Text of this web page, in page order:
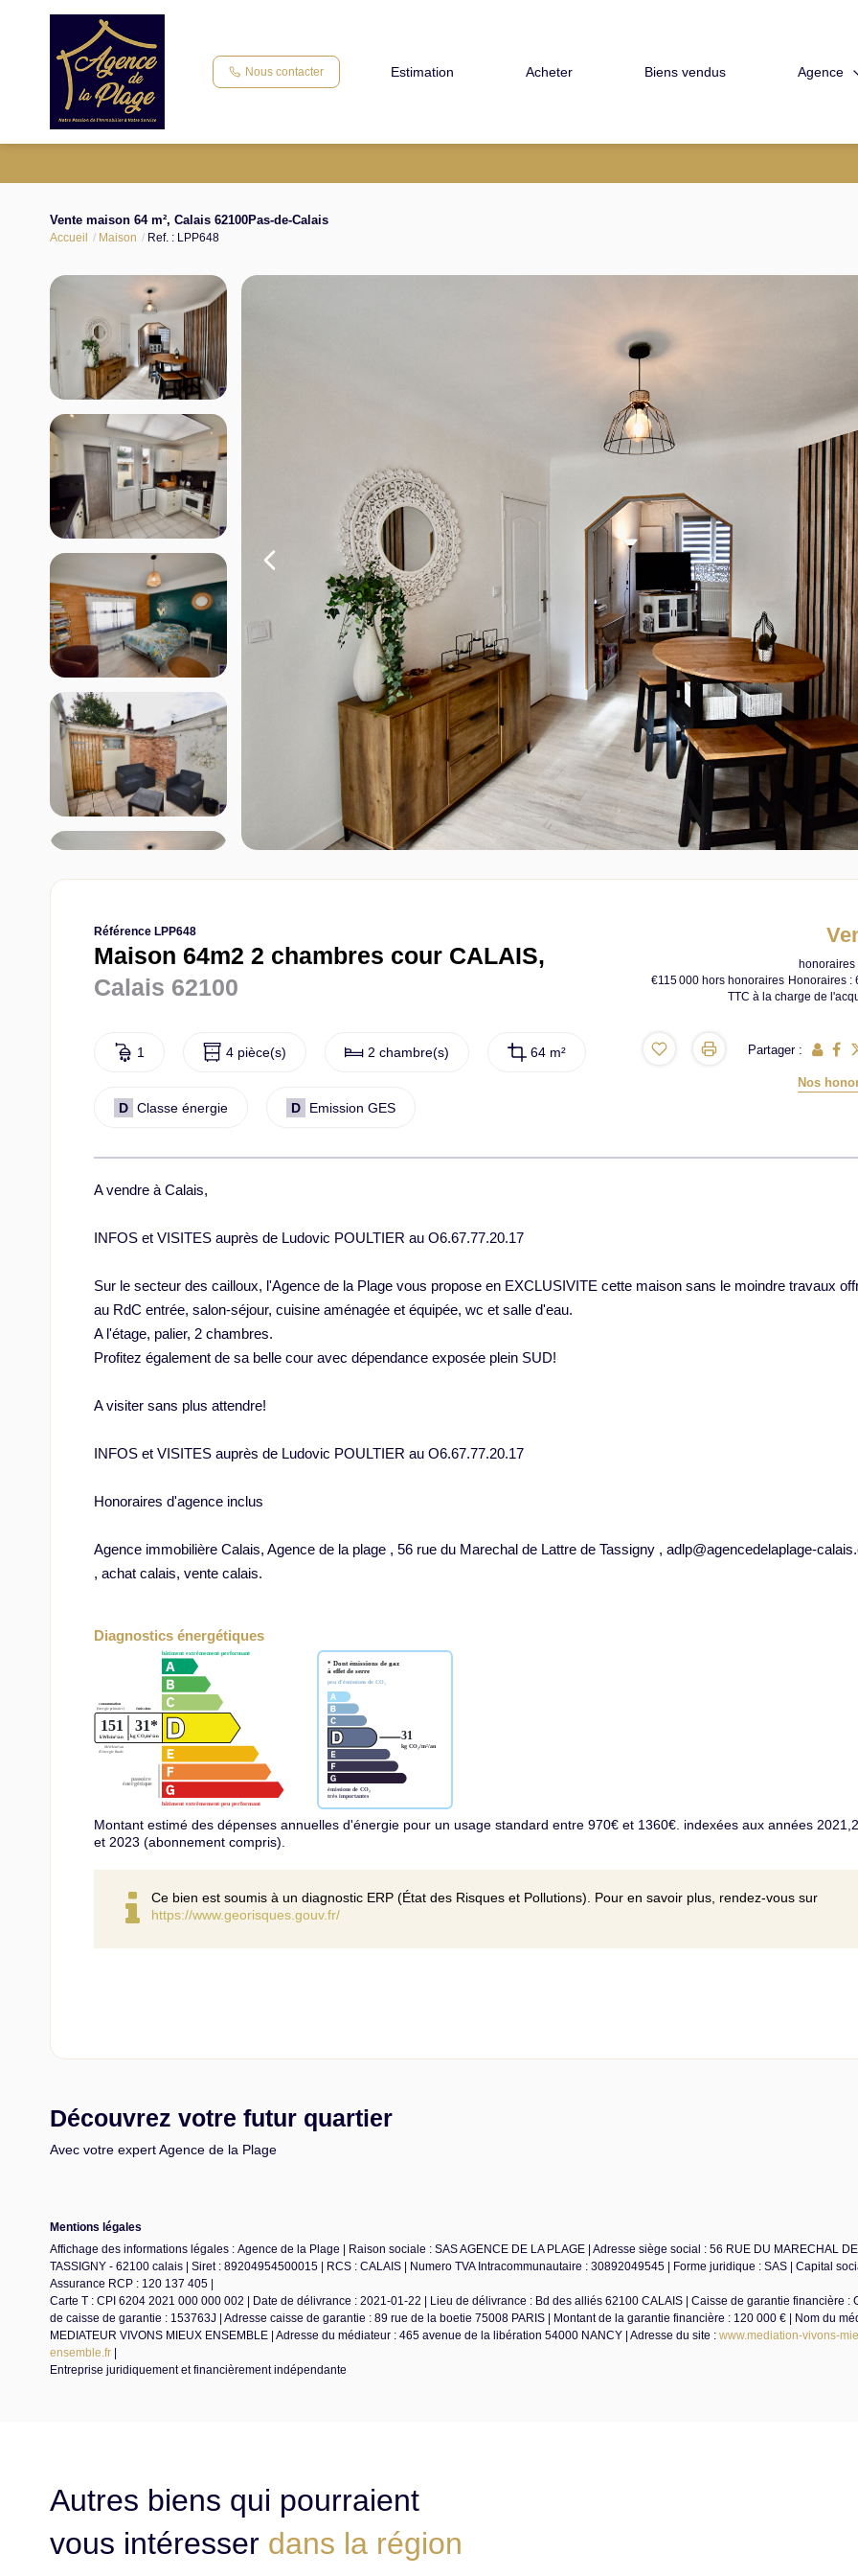
Nous contacter Estimation Acheter Biens vendus Agence
Vente maison 64 m², Calais 62100Pas-de-Calais
Accueil Maison Ref. : LPP648
Référence LPP648
Maison 64m2 2 chambres cour CALAIS,
Calais 62100
1 4 pièce(s) 2 chambre(s) 64 m²
D Classe énergie D Emission GES
€115 000 hors honoraires Honoraires :
TTC à la charge de
Partager :
Nos
A vendre à Calais,
INFOS et VISITES auprès de Ludovic POULTIER au O6.67.77.20.17
Sur le secteur des cailloux, l'Agence de la Plage vous propose en EXCLUSIVITE cette maison sans le moindre travaux
au RdC entrée, salon-séjour, cuisine aménagée et équipée, wc et salle d'eau.
A l'étage, palier, 2 chambres.
Profitez également de sa belle cour avec dépendance exposée plein SUD!
A visiter sans plus attendre!
INFOS et VISITES auprès de Ludovic POULTIER au O6.67.77.20.17
Honoraires d'agence inclus
Agence immobilière Calais, Agence de la plage , 56 rue du Marechal de Lattre de Tassigny , adlp@agencedelaplage-
, achat calais, vente calais.
Diagnostics énergétiques
Montant estimé des dépenses annuelles d'énergie pour un usage standard entre 970€ et 1360€. indexées aux années
et 2023 (abonnement compris).
Ce bien est soumis à un diagnostic ERP (État des Risques et Pollutions). Pour en savoir plus, rendez-vous sur
https://www.georisques.gouv.fr/
Découvrez votre futur quartier
Avec votre expert Agence de la Plage
Mentions légales
Affichage des informations légales : Agence de la Plage | Raison sociale : SAS AGENCE DE LA PLAGE | Adresse siège social : 56 RUE DU MARECHAL
TASSIGNY - 62100 calais | Siret : 89204954500015 | RCS : CALAIS | Numero TVA Intracommunautaire : 30892049545 | Forme juridique : SAS | Capital
Assurance RCP : 120 137 405 |
Carte T : CPI 6204 2021 000 000 002 | Date de délivrance : 2021-01-22 | Lieu de délivrance : Bd des alliés 62100 CALAIS | Caisse de garantie financière :
de caisse de garantie : 153763J | Adresse caisse de garantie : 89 rue de la boetie 75008 PARIS | Montant de la garantie financière : 120 000 € | Nom du
MEDIATEUR VIVONS MIEUX ENSEMBLE | Adresse du médiateur : 465 avenue de la libération 54000 NANCY | Adresse du site : www.mediation-vivons-
ensemble.fr |
Entreprise juridiquement et financièrement indépendante
Autres biens qui pourraient
vous intéresser dans la région